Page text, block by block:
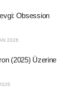
Obsession
2026
(2025) Üzerine